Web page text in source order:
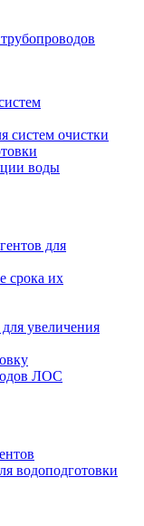
систем очистки
воды
для
срока их
увеличения
ЛОС
водоподготовки